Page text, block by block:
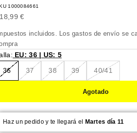
1000084661
de oferta
€
incluidos. Losgastos de envío se
EU: 36 | US: 5
36 37 38 39 40/41
Agotado
Haz un pedido y te llegará el Martes día 11